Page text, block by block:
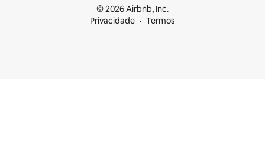
© 2026 Airbnb, Inc.
Privacidade
Termos